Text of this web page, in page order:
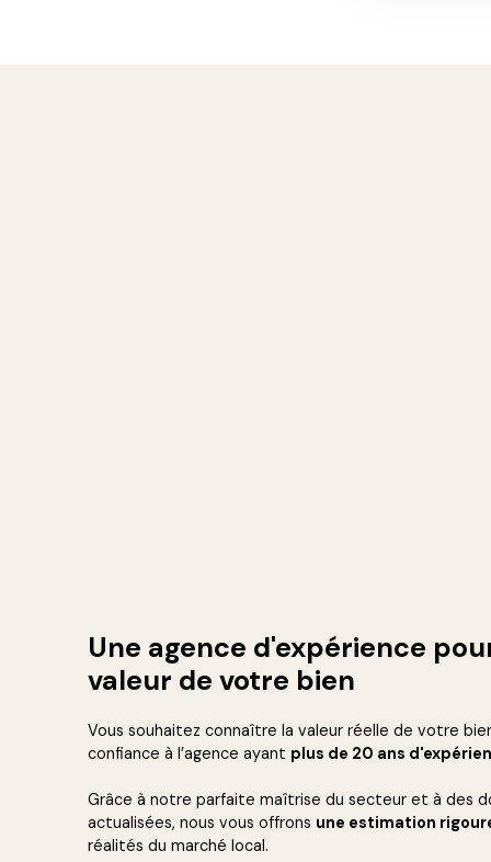
Une agence d'expérience
valeur de votre bien
Vous souhaitez connaître la valeur réelle de votre
confiance à l’agence ayant plus de 20 ans
Grâce à notre parfaite maîtrise du secteur et à des
actualisées, nous vous offrons une estimation
réalités du marché local.